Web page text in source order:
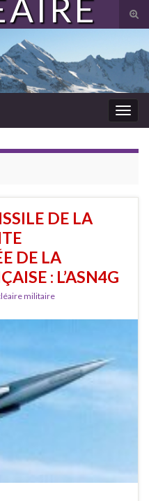
DE LA
DE LA
: L’ASN4G
militaire